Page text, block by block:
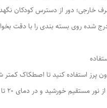
دور از دسترس کودکان
شده روی بسته بندی را با دقت
پرز استفاده کنید تا اصطکاک کمتر
خورشید و در دمای 20 تا 30 درجه نگهداری کنید.